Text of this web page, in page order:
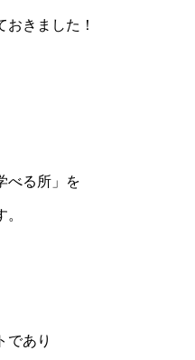
きました！
べる所」を
であり